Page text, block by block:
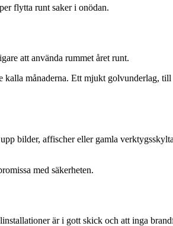
flytta runt saker i onödan.
att använda rummet året runt.
månaderna. Ett mjukt golvunderlag,
bilder, affischer eller gamla
med säkerheten.
är i gott skick och att inga